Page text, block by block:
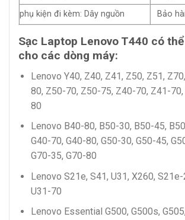
phụ kiện đi kèm: Dây nguồn
Bảo
Sạc Laptop Lenovo T440 có
cho các dòng máy:
Lenovo Y40, Z40, Z41, Z50, Z51,
80, Z50-70, Z50-75, Z40-70, Z41-
80
Lenovo B40-80, B50-30, B50-45,
G40-70, G40-80, G50-30, G50-45,
G70-35, G70-80
Lenovo S21e, S41, U31, X260,
U31-70
Lenovo Essential G500, G500s,